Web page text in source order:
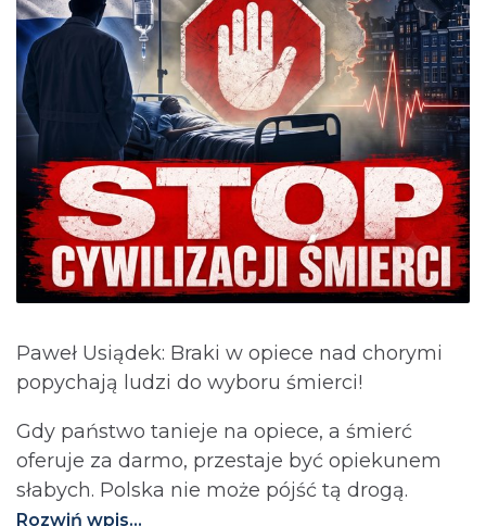
Paweł Usiądek: Braki w opiece nad chorymi
popychają ludzi do wyboru śmierci!
Gdy państwo tanieje na opiece, a śmierć
oferuje za darmo, przestaje być opiekunem
słabych. Polska nie może pójść tą drogą.⁩
Rozwiń wpis...